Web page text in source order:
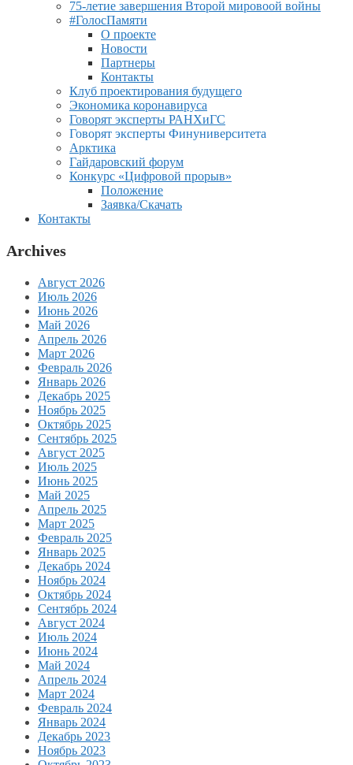
75-летие завершения Второй мировоой войны
#ГолосПамяти
О проекте
Новости
Партнеры
Контакты
Клуб проектирования будущего
Экономика коронавируса
Говорят эксперты РАНХиГС
Говорят эксперты Финуниверситета
Арктика
Гайдаровский форум
Конкурс «Цифровой прорыв»
Положение
Заявка/Скачать
Контакты
Archives
Август 2026
Июль 2026
Июнь 2026
Май 2026
Апрель 2026
Март 2026
Февраль 2026
Январь 2026
Декабрь 2025
Ноябрь 2025
Октябрь 2025
Сентябрь 2025
Август 2025
Июль 2025
Июнь 2025
Май 2025
Апрель 2025
Март 2025
Февраль 2025
Январь 2025
Декабрь 2024
Ноябрь 2024
Октябрь 2024
Сентябрь 2024
Август 2024
Июль 2024
Июнь 2024
Май 2024
Апрель 2024
Март 2024
Февраль 2024
Январь 2024
Декабрь 2023
Ноябрь 2023